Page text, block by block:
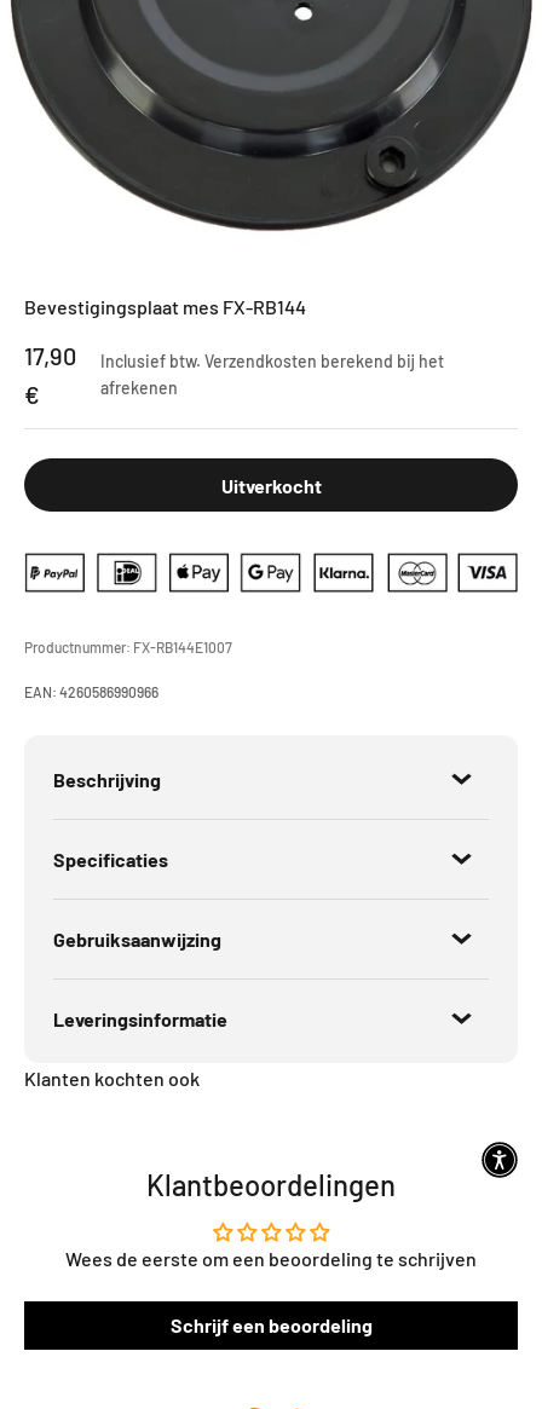
Bevestigingsplaat mes FX-RB144
Aanbiedingsprijs
17,90
€
Inclusief btw. Verzendkosten berekend bij het
afrekenen
Uitverkocht
Productnummer: FX-RB144E1007
EAN: 4260586990966
Beschrijving
Specificaties
Gebruiksaanwijzing
Leveringsinformatie
Klanten kochten ook
Klantbeoordelingen
Wees de eerste om een beoordeling te schrijven
Schrijf een beoordeling